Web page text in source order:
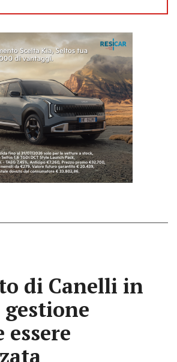
di Canelli in
essere